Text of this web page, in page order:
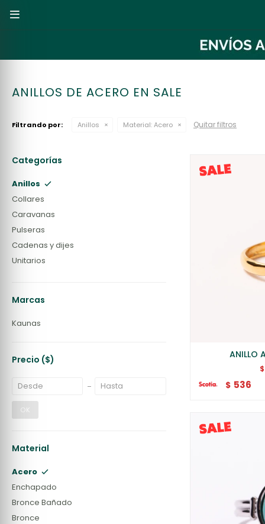

ANILLOS DE ACERO EN SALE
Filtrando por: Anillos Material:Acero Quitar filtros
ANILLO
$
$ 536
Categorías
Anillos
Collares
Caravanas
Pulseras
Cadenas y dijes
Unitarios
Marcas
Kaunas
Precio ($)
OK
Material
Acero
Enchapado
Bronce Bañado
Bronce